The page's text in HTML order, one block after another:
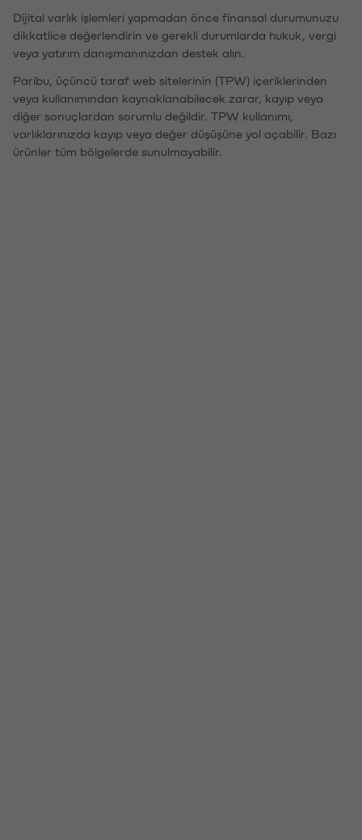
Dijital varlık işlemleri yapmadan önce finansal durumunuzu
dikkatlice değerlendirin ve gerekli durumlarda hukuk, vergi
veya yatırım danışmanınızdan destek alın.
Paribu, üçüncü taraf web sitelerinin (TPW) içeriklerinden
veya kullanımından kaynaklanabilecek zarar, kayıp veya
diğer sonuçlardan sorumlu değildir. TPW kullanımı,
varlıklarınızda kayıp veya değer düşüşüne yol açabilir. Bazı
ürünler tüm bölgelerde sunulmayabilir.